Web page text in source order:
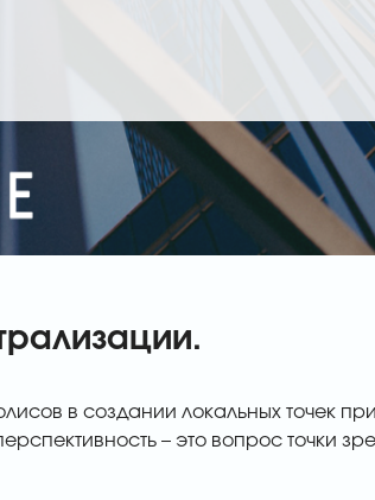
в создании локальных точек
– это вопрос точки